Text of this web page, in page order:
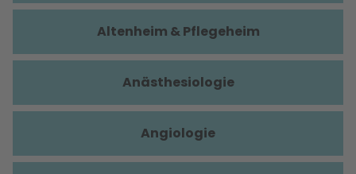
Altenheim & Pflegeheim
Anästhesiologie
Angiologie